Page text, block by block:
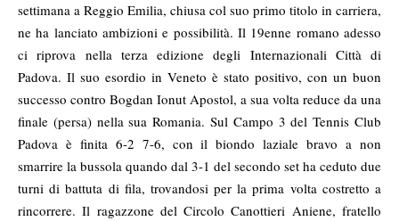
settimana a Reggio Emilia, chiusa col suo primo titolo in carriera,
ne ha lanciato ambizioni e possibilità. Il 19enne romano adesso
ci riprova nella terza edizione degli Internazionali Città di
Padova. Il suo esordio in Veneto è stato positivo, con un buon
successo contro Bogdan Ionut Apostol, a sua volta reduce da una
finale (persa) nella sua Romania. Sul Campo 3 del Tennis Club
Padova è finita 6-2 7-6, con il biondo laziale bravo a non
smarrire la bussola quando dal 3-1 del secondo set ha ceduto due
turni di battuta di fila, trovandosi per la prima volta costretto a
rincorrere. Il ragazzone del Circolo Canottieri Aniene, fratello